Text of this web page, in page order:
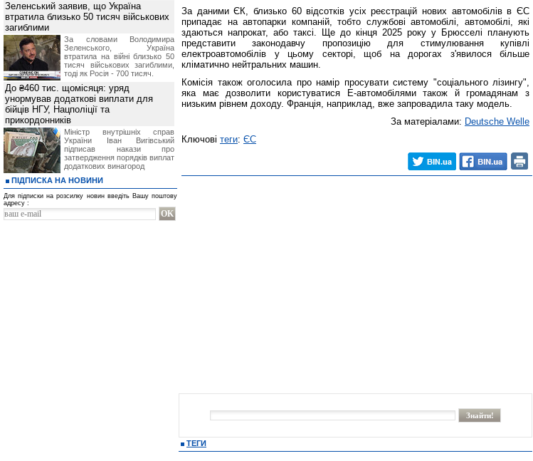
За даними ЄК, близько 60 відсотків усіх реєстрацій нових автомобілів в ЄС
припадає на автопарки компаній, тобто службові автомобілі, автомобілі, які
здаються напрокат, або таксі. Ще до кінця 2025 року у Брюсселі планують
представити законодавчу пропозицію для стимулювання купівлі
електроавтомобілів у цьому секторі, щоб на дорогах з'явилося більше
кліматично нейтральних машин.
Комісія також оголосила про намір просувати систему "соціального лізингу",
яка має дозволити користуватися E-автомобілями також й громадянам з
низьким рівнем доходу. Франція, наприклад, вже запровадила таку модель.
За матеріалами: Deutsche Welle
Ключові теги: ЄС
ТЕГИ
Зеленський заявив, що Україна
втратила близько 50 тисяч військових
загиблими
За словами Володимира
Зеленського, Україна
втратила на війні близько 50
тисяч військових загиблими,
тоді як Росія - 700 тисяч.
До ₴460 тис. щомісяця: уряд
унормував додаткові виплати для
бійців НГУ, Нацполіції та
прикордонників
Міністр внутрішніх справ
України Іван Вигівський
підписав накази про
затвердження порядків виплат
додаткових винагород
ПІДПИСКА НА НОВИНИ
Для підписки на розсилку новин введіть Вашу поштову
адресу :